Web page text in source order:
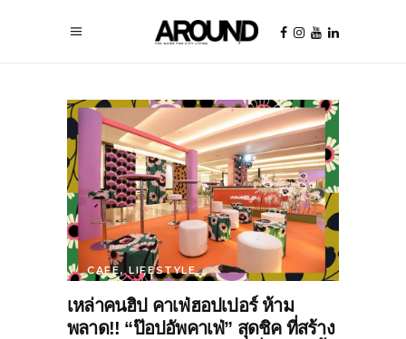
CAFE, LIFESTYLE
เหล่าคนฮิป คาเฟ่ฮอปเปอร์ ห้าม
พลาด!! “ป๊อปอัพคาเฟ่” สุดชิค ที่สร้าง